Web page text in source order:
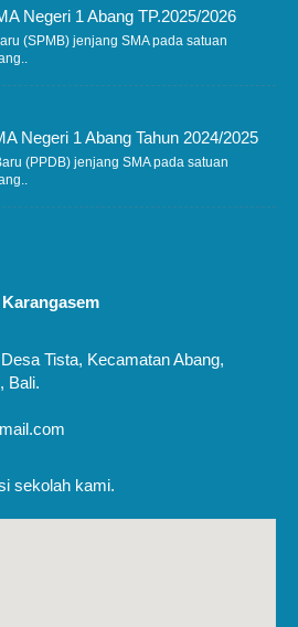
Negeri 1 Abang TP.2025/2026
(SPMB) jenjang SMA pada satuan
Negeri 1 Abang Tahun 2024/2025
(PPDB) jenjang SMA pada satuan
Tista, Kecamatan Abang,
Bali.
sekolah kami.